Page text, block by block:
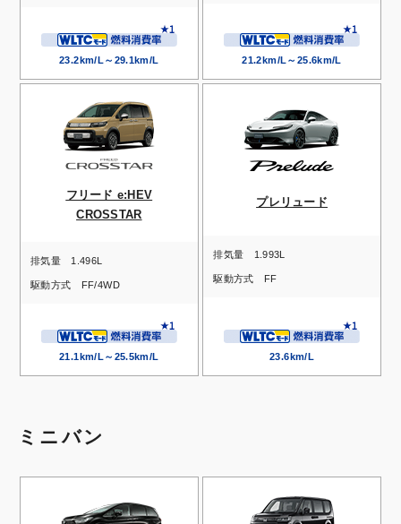
23.2km/L～29.1km/L 21.2km/L～25.6km/L
フリード e:HEV
CROSSTAR
排気量 1.496L
駆動方式 FF/4WD
21.1km/L～25.5km/L
プレリュード
排気量 1.993L
駆動方式 FF
23.6km/L
ミニバン